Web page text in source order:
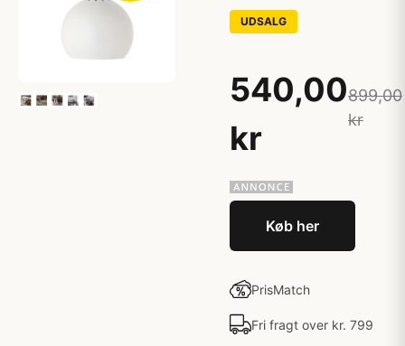
UDSALG
540,00
kr
899,00
kr
Køb her
PrisMatch
Fri fragt over kr. 799